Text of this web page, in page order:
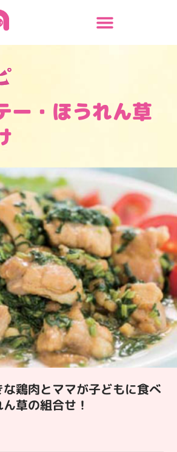
ー・ほうれん草
鶏肉とママが子どもに食べ
草の組合せ！